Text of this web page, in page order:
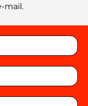
mail.